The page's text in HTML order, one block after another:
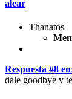
alear
Thanatos
Respuesta #8
dale goodbye y